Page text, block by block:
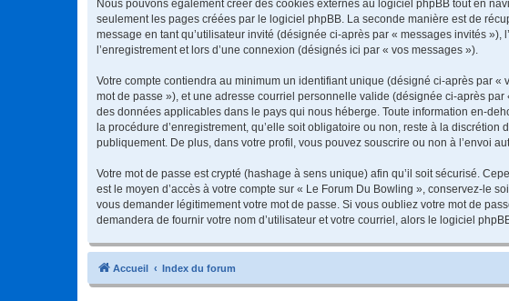
Nous pouvons également créer des cookies externes au logiciel phpBB tout en
seulement les pages créées par le logiciel phpBB. La seconde manière est de
message en tant qu’utilisateur invité (désignée ci-après par « messages invités
l’enregistrement et lors d’une connexion (désignés ici par « vos messages »).
Votre compte contiendra au minimum un identifiant unique (désigné ci-après par
mot de passe »), et une adresse courriel personnelle valide (désignée ci-après
des données applicables dans le pays qui nous héberge. Toute information en-
la procédure d’enregistrement, qu’elle soit obligatoire ou non, reste à la
publiquement. De plus, dans votre profil, vous pouvez souscrire ou non à l’envoi
Votre mot de passe est crypté (hashage à sens unique) afin qu’il soit sécurisé.
est le moyen d’accès à votre compte sur « Le Forum Du Bowling », conservez-le
vous demander légitimement votre mot de passe. Si vous oubliez votre mot de
demandera de fournir votre nom d’utilisateur et votre courriel, alors le logiciel
Accueil Index du forum